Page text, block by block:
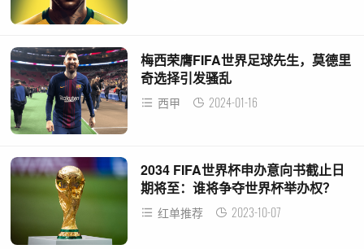
梅西荣膺FIFA世界足球先生，莫德里
奇选择引发骚乱
西甲 2024-01-16
2034 FIFA世界杯申办意向书截止日
期将至：谁将争夺世界杯举办权？
红单推荐 2023-10-07